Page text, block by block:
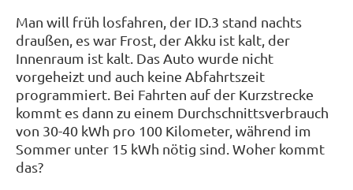
Man will früh losfahren, der ID.3 stand nachts
draußen, es war Frost, der Akku ist kalt, der
Innenraum ist kalt. Das Auto wurde nicht
vorgeheizt und auch keine Abfahrtszeit
programmiert. Bei Fahrten auf der Kurzstrecke
kommt es dann zu einem Durchschnittsverbrauch
von 30-40 kWh pro 100 Kilometer, während im
Sommer unter 15 kWh nötig sind. Woher kommt
das?